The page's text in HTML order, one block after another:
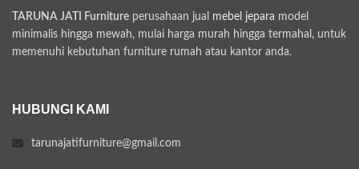
TARUNA JATI Furniture perusahaan jual mebel jepara model
minimalis hingga mewah, mulai harga murah hingga termahal, untuk
memenuhi kebutuhan furniture rumah atau kantor anda.
HUBUNGI KAMI
tarunajatifurniture@gmail.com